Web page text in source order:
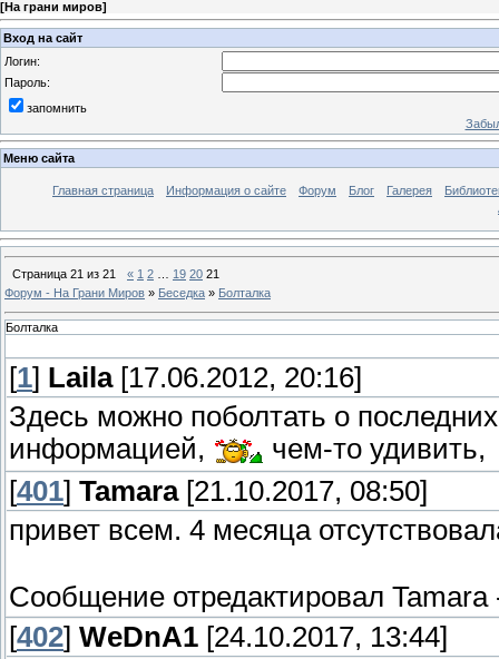
[На грани миров]
Вход на сайт
Логин:
Пароль:
запомнить
Меню сайта
Главная страница Информация о сайте Форум Блог Галерея
Страница 21 из 21 « 1 2 19 20 21
Форум - На Грани Миров » Беседка » Болталка
Болталка
[1] Laila[17.06.2012, 20:16]
Здесь можно поболтать о
информацией,
чем-то удивить,
[401] Tamara[21.10.2017, 08:50]
привет всем. 4 месяца
Сообщение отредактировал Tamara
[402] WeDnA1 [24.10.2017, 13:44]